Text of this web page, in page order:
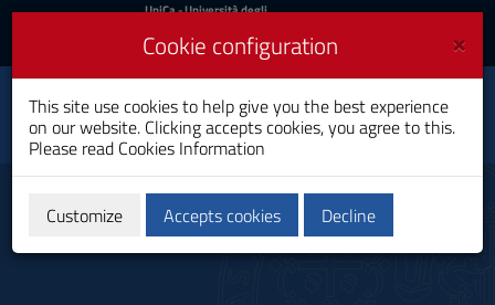
Skip
Content
to
UniCa
Login
UniCa- Università degli
Login UniCA News
Toggle
navigation
Destination and Cultural
Tourism Management
Bachelor's Degree
Administrative staff
×
Cookie configuration
This site use cookies to help give you the best experience
on our website. Clicking accepts cookies, you agree to this.
Please read Cookies Information
Customize Accepts cookies Decline